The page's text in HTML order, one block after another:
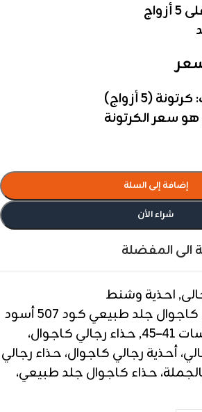
(5 أزواج)
سعر الكرتونة
إضافة إلى السلة
شراء الأن
الى المفضلة
, احذية وشنط
حذاء رجالي كاجوال جلد طبيعي كود 507 أسود
, حذاء رجالي كاجوال،
أحذية رجالي كاجوال، حذاء رجالي
حذاء كاجوال جلد طبيعي،